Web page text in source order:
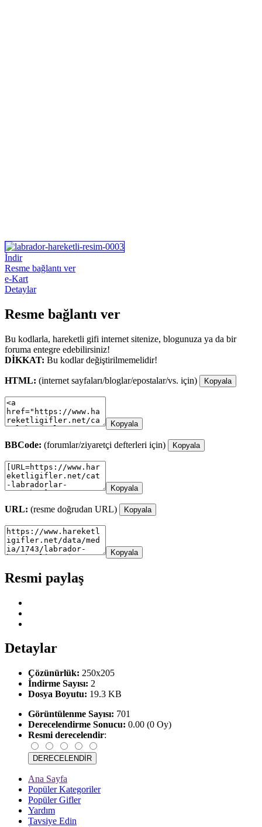
İndir
Resme bağlantı ver
e-Kart
Detaylar
Resme bağlantı ver
Bu kodlarla, hareketli gifi internet sitenize, blogunuza ya da bir
foruma entegre edebilirsiniz!
DİKKAT: Bu kodlar değiştirilmemelidir!
HTML: (internet sayfaları/bloglar/epostalar/vs. için) Kopyala
Kopyala
BBCode: (forumlar/ziyaretçi defterleri için) Kopyala
Kopyala
URL: (resme doğrudan URL) Kopyala
Kopyala
Resmi paylaş
Detaylar
Çözünürlük: 250x205
İndirme Sayısı: 2
Dosya Boyutu: 19.3 KB
Görüntülenme Sayısı: 701
Derecelendirme Sonucu: 0.00 (0 Oy)
Resmi derecelendir:
Ana Sayfa
Popüler Kategoriler
Popüler Gifler
Yardım
Tavsiye Edin